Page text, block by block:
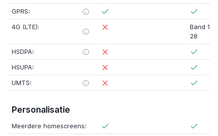
GPRS:
4G (LTE):
Band 1
28
HSDPA:
HSUPA:
UMTS:
Personalisatie
Meerdere homescreens: